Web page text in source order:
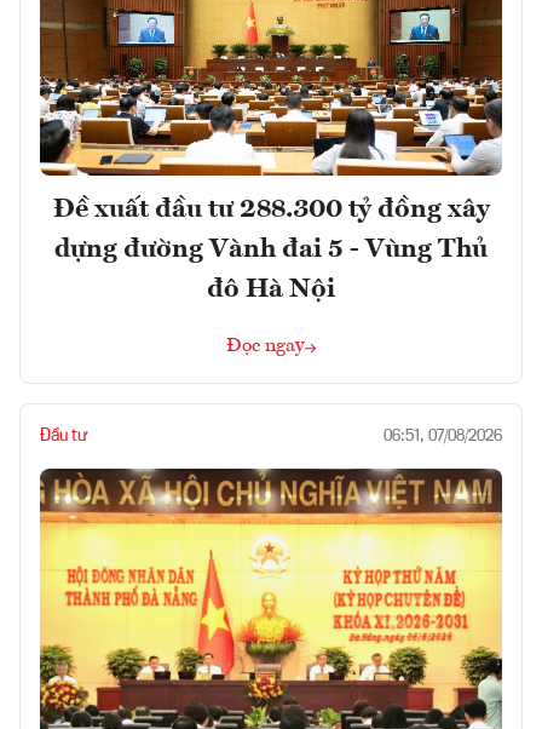
Đề xuất đầu tư 288.300 tỷ đồng xây
dựng đường Vành đai 5 - Vùng Thủ
đô Hà Nội
Đọc ngay
Đầu tư 06:51, 07/08/2026